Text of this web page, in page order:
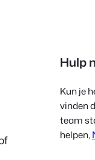
Hulp
Kun je
vinden
team
helpen,